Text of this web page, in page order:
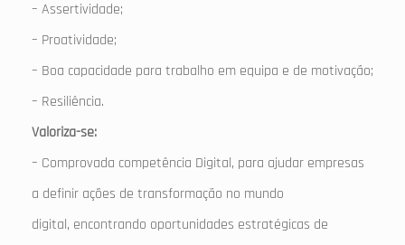
– Assertividade;
– Proatividade;
– Boa capacidade para trabalho em equipa e de motivação;
– Resiliência.
Valoriza-se:
– Comprovada competência Digital, para ajudar empresas
a definir ações de transformação no mundo
digital, encontrando oportunidades estratégicas de